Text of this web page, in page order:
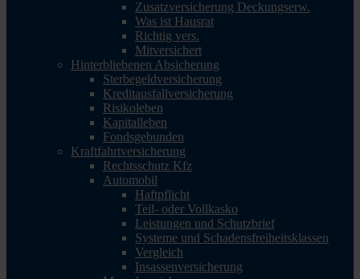
Zusatzversicherung Deckungserw.
Was ist Hausrat
Richtig vers.
Mitversichert
Hinterbliebenen Absicherung
Sterbegeldversicherung
Kreditausfallversicherung
Risikoleben
Kapitalleben
Fondsgebunden
Kraftfahrtversicherung
Rechtsschutz Kfz
Automobil
Haftpflicht
Teil- oder Vollkasko
Leistungen und Schutzbrief
Systeme und Schadensfreiheitsklassen
Vergleich
Insassenversicherung